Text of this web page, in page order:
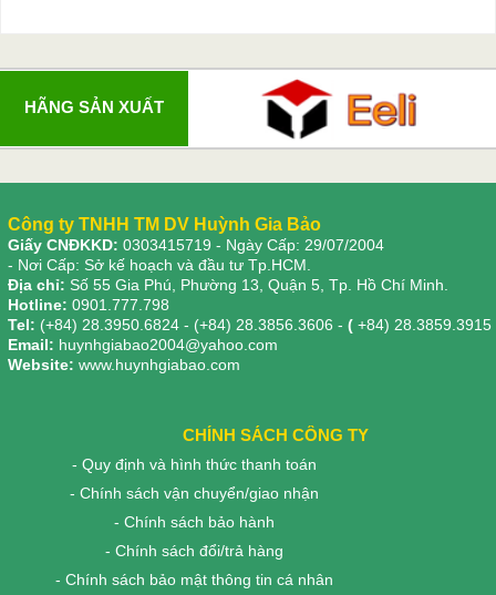
HÃNG SẢN XUẤT
Công ty TNHH TM DV Huỳnh Gia Bảo
Giấy CNĐKKD: 0303415719 - Ngày Cấp: 29/07/2004
- Nơi Cấp: Sở kế hoạch và đầu tư Tp.HCM.
Địa chỉ: Số 55 Gia Phú, Phường 13, Quận 5, Tp. Hồ Chí Minh.
Hotline: 0901.777.798
Tel: (+84) 28.3950.6824 - (+84) 28.3856.3606 - ( +84) 28.3859.3915
Email: huynhgiabao2004@yahoo.com
Website: www.huynhgiabao.com
CHÍNH SÁCH CÔNG TY
- Quy định và hình thức thanh toán
- Chính sách vận chuyển/giao nhận
- Chính sách bảo hành
- Chính sách đổi/trả hàng
- Chính sách bảo mật thông tin cá nhân